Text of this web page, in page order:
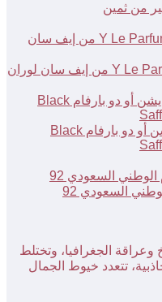
عطر بلاك سافرون كولكتر إديشن أو دو بارفام Black
السعودي 92
وعراقة الجغرافيا، وتختلط
تتعدد خيوط الجمال